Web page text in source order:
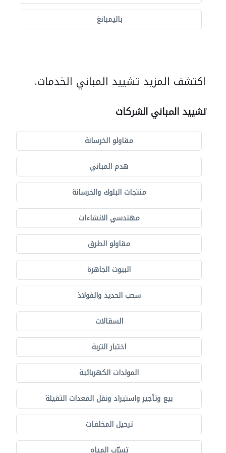
باليمبانغ
اكتشف المزيد تشييد المباني الخدمات.
تشييد المباني الشركات
مقاولو الخرسانة
هدم المباني
منتجات البلوك والخرسانة
مهندسي الانشاءات
مقاولو الطرق
البيوت الجاهزة
سحب الحديد والفولاذ
السقالات
اختبار التربة
المولدات الكهربائية
بيع وتأجير واستيراد ونقل المعدات الثقيلة
ترحيل المخلفات
تسرّب المياه